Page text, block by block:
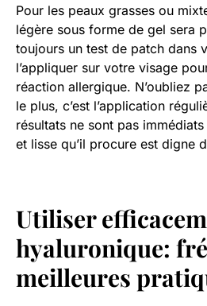
Pour les peaux grasses ou
légère sous forme de gel sera
toujours un test de patch dans
l’appliquer sur votre visage
réaction allergique. N’oubliez
le plus, c’est l’application
résultats ne sont pas
et lisse qu’il procure est digne
Utiliser
hyaluronique:
meilleures